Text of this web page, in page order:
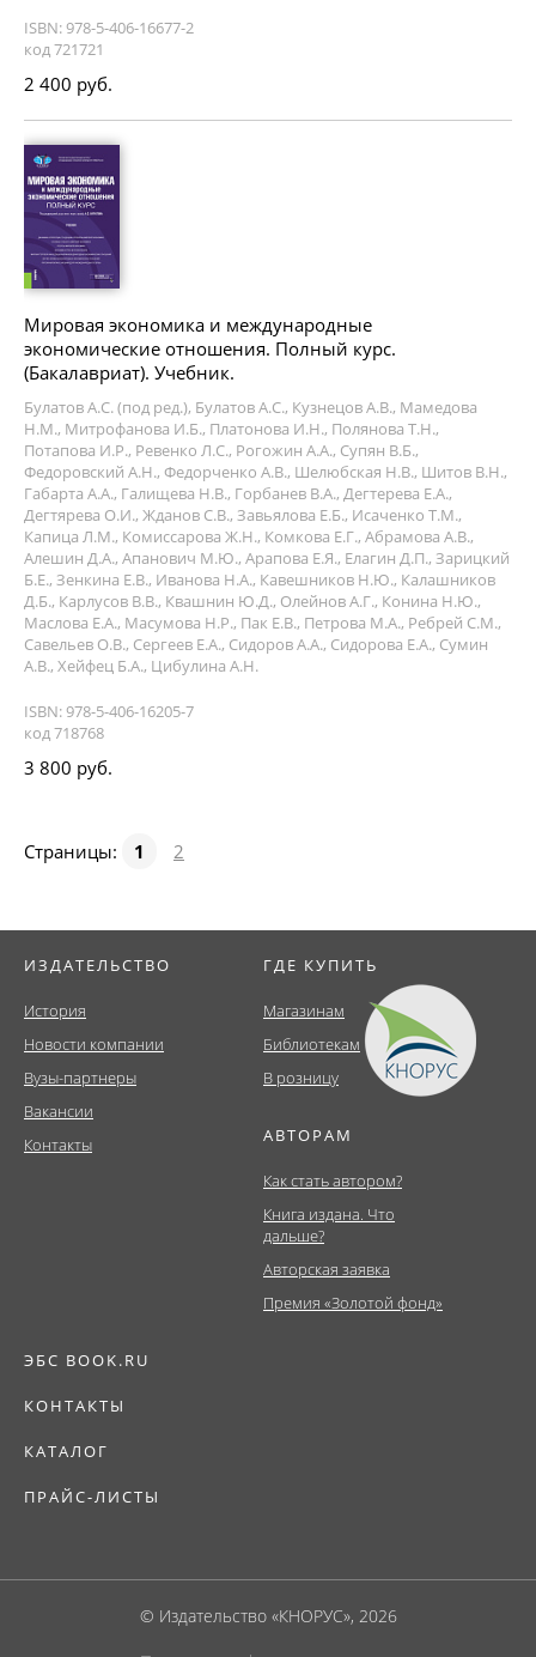
ISBN: 978-5-406-16677-2
код 721721
2 400 руб.
Мировая экономика и международные
экономические отношения. Полный курс.
(Бакалавриат). Учебник.
Булатов А.С. (под ред.), Булатов А.С., Кузнецов А.В., Мамедова
Н.М., Митрофанова И.Б., Платонова И.Н., Полянова Т.Н.,
Потапова И.Р., Ревенко Л.С., Рогожин А.А., Супян В.Б.,
Федоровский А.Н., Федорченко А.В., Шелюбская Н.В., Шитов В.Н.,
Габарта А.А., Галищева Н.В., Горбанев В.А., Дегтерева Е.А.,
Дегтярева О.И., Жданов С.В., Завьялова Е.Б., Исаченко Т.М.,
Капица Л.М., Комиссарова Ж.Н., Комкова Е.Г., Абрамова А.В.,
Алешин Д.А., Апанович М.Ю., Арапова Е.Я., Елагин Д.П., Зарицкий
Б.Е., Зенкина Е.В., Иванова Н.А., Кавешников Н.Ю., Калашников
Д.Б., Карлусов В.В., Квашнин Ю.Д., Олейнов А.Г., Конина Н.Ю.,
Маслова Е.А., Масумова Н.Р., Пак Е.В., Петрова М.А., Ребрей С.М.,
Савельев О.В., Сергеев Е.А., Сидоров А.А., Сидорова Е.А., Сумин
А.В., Хейфец Б.А., Цибулина А.Н.
ISBN: 978-5-406-16205-7
код 718768
3 800 руб.
Страницы: 1 2
ИЗДАТЕЛЬСТВО
История
Новости компании
Вузы-партнеры
Вакансии
Контакты
ГДЕ КУПИТЬ
Магазинам
Библиотекам
В розницу
АВТОРАМ
Как стать автором?
Книга издана. Что
дальше?
Авторская заявка
Премия «Золотой фонд»
ЭБС BOOK.RU
КОНТАКТЫ
КАТАЛОГ
ПРАЙС-ЛИСТЫ
© Издательство «КНОРУС», 2026